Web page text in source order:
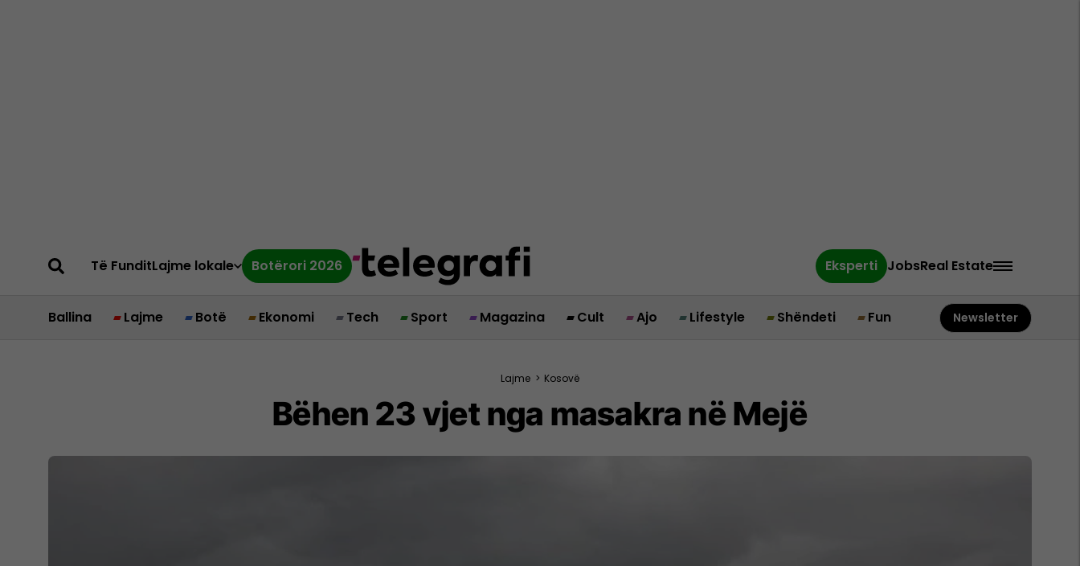
Të FunditLajme lokale Botërori 2026 Eksperti JobsReal Estate
Ballina Lajme Botë Ekonomi Tech Sport Magazina Cult Ajo Lifestyle Shëndeti Fun Newsletter
Lajme > Kosovë
Bëhen 23 vjet nga masakra në Mejë